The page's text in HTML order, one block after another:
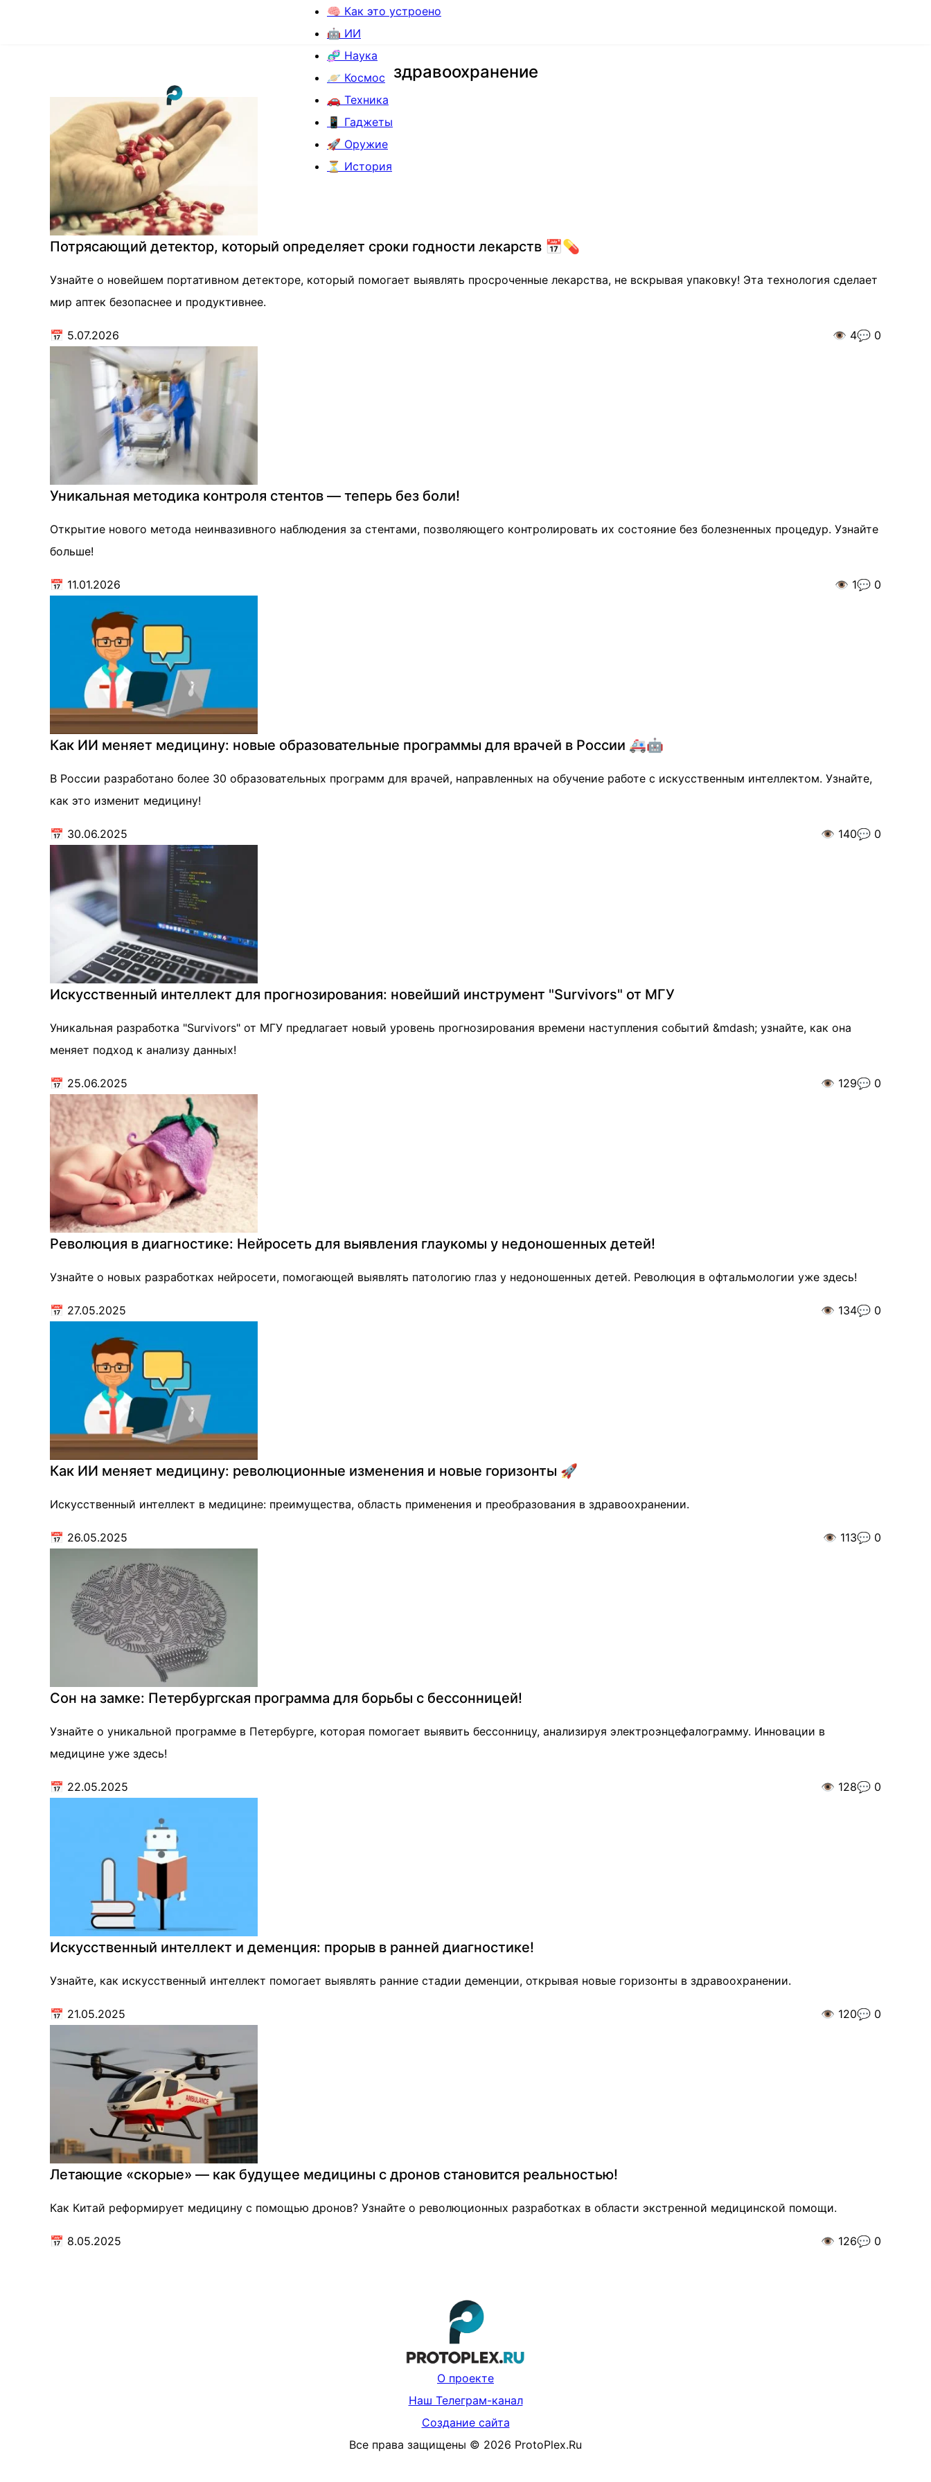
🧠 Как это устроено
🤖 ИИ
🧬 Наука
🪐 Космос
🚗 Техника
📱 Гаджеты
🚀 Оружие
⏳ История
здравоохранение
Потрясающий детектор, который определяет сроки годности лекарств 📅💊
Узнайте о новейшем портативном детекторе, который помогает выявлять просроченные лекарства, не вскрывая упаковку! Эта технология сделает
мир аптек безопаснее и продуктивнее.
📅 5.07.2026 👁️ 4💬 0
Уникальная методика контроля стентов — теперь без боли!
Открытие нового метода неинвазивного наблюдения за стентами, позволяющего контролировать их состояние без болезненных процедур. Узнайте
больше!
📅 11.01.2026 👁️ 1💬 0
Как ИИ меняет медицину: новые образовательные программы для врачей в России 🚑🤖
В России разработано более 30 образовательных программ для врачей, направленных на обучение работе с искусственным интеллектом. Узнайте,
как это изменит медицину!
📅 30.06.2025 👁️ 140💬 0
Искусственный интеллект для прогнозирования: новейший инструмент "Survivors" от МГУ
Уникальная разработка "Survivors" от МГУ предлагает новый уровень прогнозирования времени наступления событий &mdash; узнайте, как она
меняет подход к анализу данных!
📅 25.06.2025 👁️ 129💬 0
Революция в диагностике: Нейросеть для выявления глаукомы у недоношенных детей!
Узнайте о новых разработках нейросети, помогающей выявлять патологию глаз у недоношенных детей. Революция в офтальмологии уже здесь!
📅 27.05.2025 👁️ 134💬 0
Как ИИ меняет медицину: революционные изменения и новые горизонты 🚀
Искусственный интеллект в медицине: преимущества, область применения и преобразования в здравоохранении.
📅 26.05.2025 👁️ 113💬 0
Сон на замке: Петербургская программа для борьбы с бессонницей!
Узнайте о уникальной программе в Петербурге, которая помогает выявить бессонницу, анализируя электроэнцефалограмму. Инновации в
медицине уже здесь!
📅 22.05.2025 👁️ 128💬 0
Искусственный интеллект и деменция: прорыв в ранней диагностике!
Узнайте, как искусственный интеллект помогает выявлять ранние стадии деменции, открывая новые горизонты в здравоохранении.
📅 21.05.2025 👁️ 120💬 0
Летающие «скорые» — как будущее медицины с дронов становится реальностью!
Как Китай реформирует медицину с помощью дронов? Узнайте о революционных разработках в области экстренной медицинской помощи.
📅 8.05.2025 👁️ 126💬 0
О проекте
Наш Телеграм-канал
Создание сайта
Все права защищены © 2026 ProtoPlex.Ru